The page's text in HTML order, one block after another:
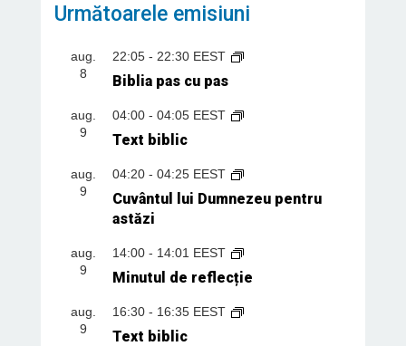
Următoarele emisiuni
aug.
8
22:05- 22:30 EEST
Biblia pas cu pas
aug.
9
04:00- 04:05 EEST
Text biblic
aug.
9
04:20- 04:25 EEST
Cuvântul lui Dumnezeu pentru
astăzi
aug.
9
14:00- 14:01 EEST
Minutul de reflecție
aug.
9
16:30- 16:35 EEST
Text biblic